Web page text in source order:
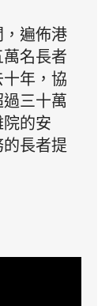
遍佈港
名長者
年，協
三十萬
的安
長者提